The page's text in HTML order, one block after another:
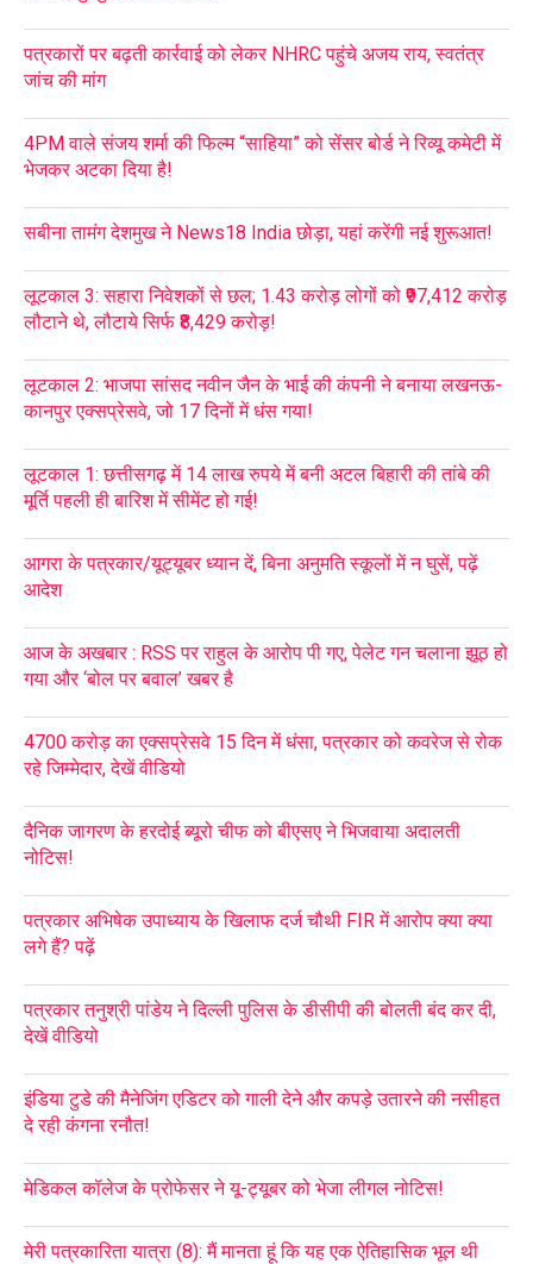
पत्रकारों पर बढ़ती कार्रवाई को लेकर NHRC पहुंचे अजय राय, स्वतंत्र
जांच की मांग
4PM वाले संजय शर्मा की फिल्म “साहिया” को सेंसर बोर्ड ने रिव्यू कमेटी में
भेजकर अटका दिया है!
सबीना तामंग देशमुख ने News18 India छोड़ा, यहां करेंगी नई शुरूआत!
लूटकाल 3: सहारा निवेशकों से छल; 1.43 करोड़ लोगों को ₹97,412 करोड़
लौटाने थे, लौटाये सिर्फ ₹8,429 करोड़!
लूटकाल 2: भाजपा सांसद नवीन जैन के भाई की कंपनी ने बनाया लखनऊ-
कानपुर एक्सप्रेसवे, जो 17 दिनों में धंस गया!
लूटकाल 1: छत्तीसगढ़ में 14 लाख रुपये में बनी अटल बिहारी की तांबे की
मूर्ति पहली ही बारिश में सीमेंट हो गई!
आगरा के पत्रकार/यूट्यूबर ध्यान दें, बिना अनुमति स्कूलों में न घुसें, पढ़ें
आदेश
आज के अखबार : RSS पर राहुल के आरोप पी गए, पेलेट गन चलाना झूठ हो
गया और ‘बोल पर बवाल’ खबर है
4700 करोड़ का एक्सप्रेसवे 15 दिन में धंसा, पत्रकार को कवरेज से रोक
रहे जिम्मेदार, देखें वीडियो
दैनिक जागरण के हरदोई ब्यूरो चीफ को बीएसए ने भिजवाया अदालती
नोटिस!
पत्रकार अभिषेक उपाध्याय के खिलाफ दर्ज चौथी FIR में आरोप क्या क्या
लगे हैं? पढ़ें
पत्रकार तनुश्री पांडेय ने दिल्ली पुलिस के डीसीपी की बोलती बंद कर दी,
देखें वीडियो
इंडिया टुडे की मैनेजिंग एडिटर को गाली देने और कपड़े उतारने की नसीहत
दे रही कंगना रनौत!
मेडिकल कॉलेज के प्रोफेसर ने यू-ट्यूबर को भेजा लीगल नोटिस!
मेरी पत्रकारिता यात्रा (8): मैं मानता हूं कि यह एक ऐतिहासिक भूल थी